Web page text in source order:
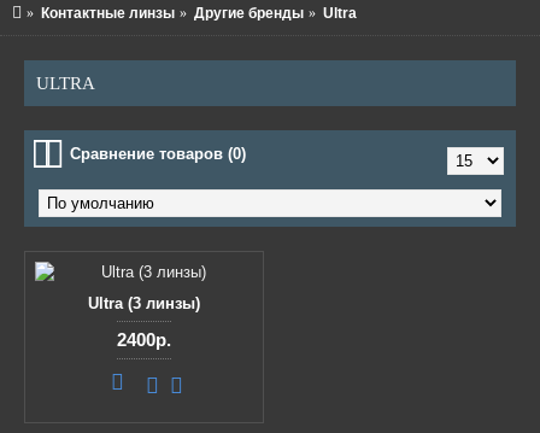
Контактные линзы Другие бренды Ultra
ULTRA
Сравнение товаров (0)
Ultra (3 линзы)
2400р.